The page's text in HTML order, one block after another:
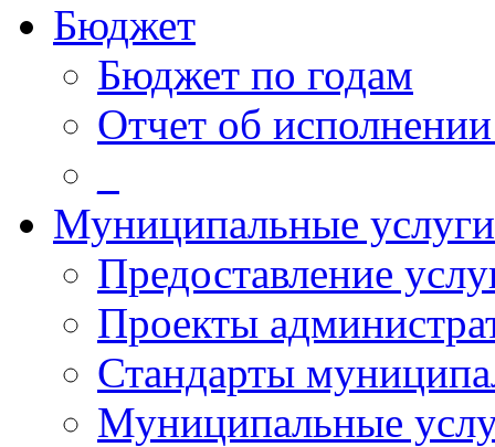
Бюджет
Бюджет по годам
Отчет об
Муниципальные услуги
Предоставление
Проекты
Стандарты
Муниципальные